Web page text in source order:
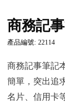
商務記
產品編號: 22114
商務記事筆記
簡單，突出追
名片、信用卡